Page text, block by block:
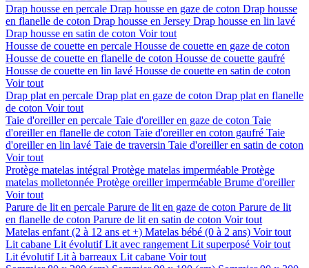
Drap housse en percale Drap housse en gaze de coton Drap housse
en flanelle de coton Drap housse en Jersey Drap housse en lin lavé
Drap housse en satin de coton Voir tout
Housse de couette en percale Housse de couette en gaze de coton
Housse de couette en flanelle de coton Housse de couette gaufré
Housse de couette en lin lavé Housse de couette en satin de coton
Voir tout
Drap plat en percale Drap plat en gaze de coton Drap plat en flanelle
de coton Voir tout
Taie d'oreiller en percale Taie d'oreiller en gaze de coton Taie
d'oreiller en flanelle de coton Taie d'oreiller en coton gaufré Taie
d'oreiller en lin lavé Taie de traversin Taie d'oreiller en satin de coton
Voir tout
Protège matelas intégral Protège matelas imperméable Protège
matelas molletonnée Protège oreiller imperméable Brume d'oreiller
Voir tout
Parure de lit en percale Parure de lit en gaze de coton Parure de lit
en flanelle de coton Parure de lit en satin de coton Voir tout
Matelas enfant (2 à 12 ans et +) Matelas bébé (0 à 2 ans) Voir tout
Lit cabane Lit évolutifLit avec rangement Lit superposé Voir tout
Lit évolutifLit à barreaux Lit cabane Voir tout